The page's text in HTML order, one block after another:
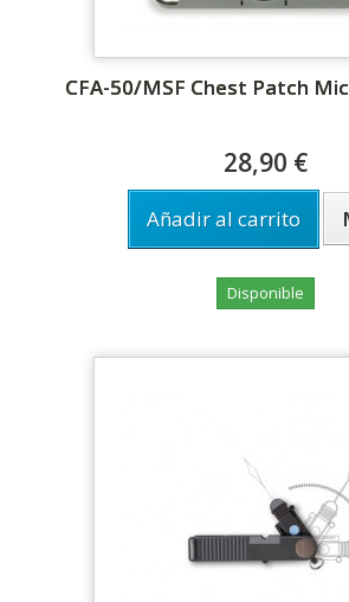
CFA-50/MSF Chest Patch
28,90 €
Añadir al carrito
Disponible